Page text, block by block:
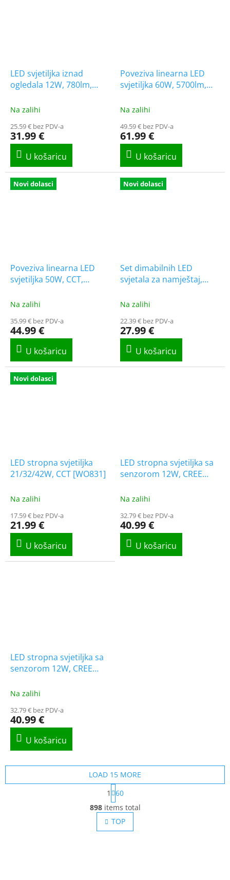
LED svjetiljka iznad
ogledala 12W, 780lm,
[WO828-CR]
Na zalihi
25.59 € bez PDV-a
31.99 €
Poveziva linearna LED
svjetiljka 60W, 5700lm,
Na zalihi
49.59 € bez PDV-a
61.99 €
Novi dolasci
Poveziva linearna LED
svjetiljka 50W, CCT,
Na zalihi
35.99 € bez PDV-a
44.99 €
Novi dolasci
Set dimabilnih LED
svjetala za namještaj,
Na zalihi
22.39 € bez PDV-a
27.99 €
Novi dolasci
LED stropna svjetiljka
21/32/42W, CCT [WO831]
Na zalihi
17.59 € bez PDV-a
21.99 €
LED stropna svjetiljka sa
senzorom 12W, CREE
PACK!
Na zalihi
32.79 € bez PDV-a
40.99 €
LED stropna svjetiljka sa
senzorom 12W, CREE
PACK!
Na zalihi
32.79 € bez PDV-a
40.99 €
L
i
s
t
LOAD 15 MORE
P
a
g
i
n
a
1
60
898items total
TOP